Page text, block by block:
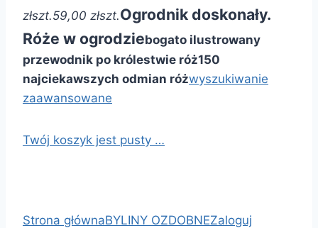
złszt.59,00 złszt.Ogrodnik doskonały.
Róże w ogrodziebogato ilustrowany
przewodnik po królestwie róż150
najciekawszych odmian różwyszukiwanie
zaawansowane
Twój koszyk jest pusty …
Strona głównaBYLINY OZDOBNEZaloguj